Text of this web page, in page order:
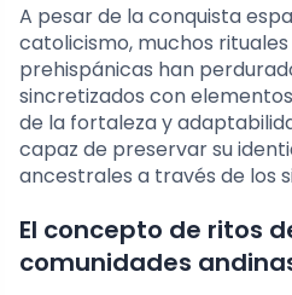
A pesar de la conquista
catolicismo, muchos
prehispánicas han
sincretizados con
de la fortaleza y
capaz de preservar su
ancestrales a través de los
El concepto de ritos
comunidades